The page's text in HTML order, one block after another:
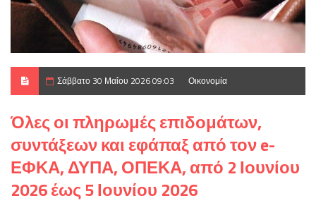
Σάββατο 30 Μαΐου 2026 09:03 Οικονομία
Όλες οι πληρωμές επιδομάτων,
συντάξεων και εφάπαξ από τον e-
ΕΦΚΑ, ΔΥΠΑ, ΟΠΕΚΑ, από 2 Ιουνίου
2026 έως 5 Ιουνίου 2026